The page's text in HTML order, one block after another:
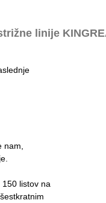
linije
listov na
šestkratnim